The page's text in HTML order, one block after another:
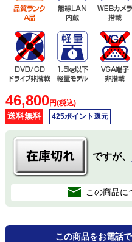
46,800円(税込)
送料無料 425ポイント還元
ですが、
この商品に
この商品をお電話